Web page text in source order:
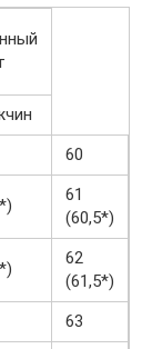
60
61
(60,5*)
62
(61,5*)
63